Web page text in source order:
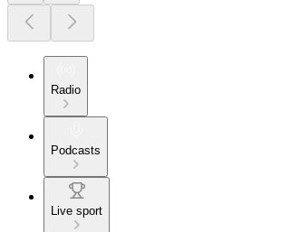
Radio
Podcasts
Live sport